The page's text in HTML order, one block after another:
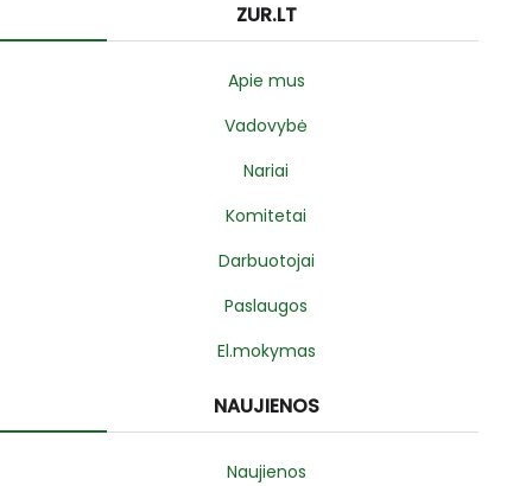
ZUR.LT
Apie mus
Vadovybė
Nariai
Komitetai
Darbuotojai
Paslaugos
El.mokymas
NAUJIENOS
Naujienos